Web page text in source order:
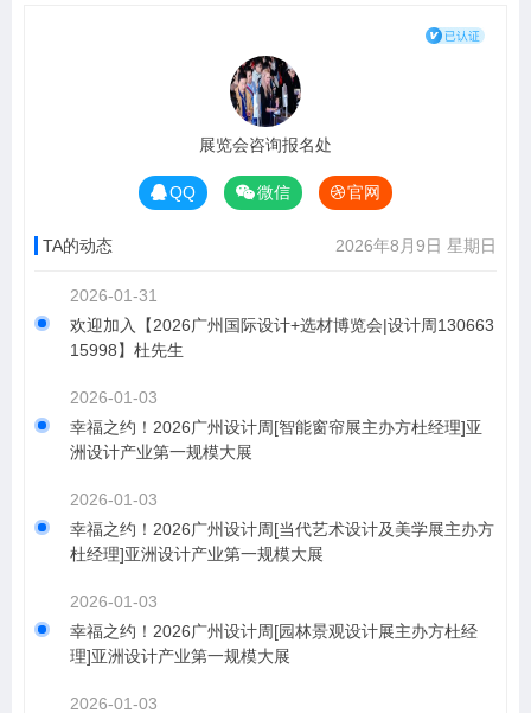
展览会咨询报名处
QQ 微信 官网
TA的动态 2026年8月9日 星期日
2026-01-31
欢迎加入【2026广州国际设计+选材博览会|设计周130663
15998】杜先生
2026-01-03
幸福之约！2026广州设计周[智能窗帘展主办方杜经理]亚
洲设计产业第一规模大展
2026-01-03
幸福之约！2026广州设计周[当代艺术设计及美学展主办方
杜经理]亚洲设计产业第一规模大展
2026-01-03
幸福之约！2026广州设计周[园林景观设计展主办方杜经
理]亚洲设计产业第一规模大展
2026-01-03